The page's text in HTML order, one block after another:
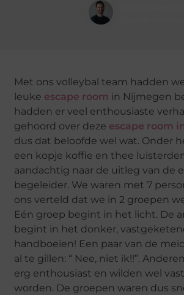
Met ons volleybal team hadden
leuke escape room in Nijmegen
hadden er veel enthousiaste
gehoord over deze escape room
dus dat beloofde wel wat. Onder
een kopje koffie en thee
aandachtig naar de uitleg van de
begeleider. We waren met 7
ons verteld dat we in 2 groepen
Eén groep begint in het licht. De
begint in het donker,
handboeien! Een paar van de
al te gillen: “ Nee, niet ik!!”.
erg enthousiast en wilden wel
worden. De groepen waren dus